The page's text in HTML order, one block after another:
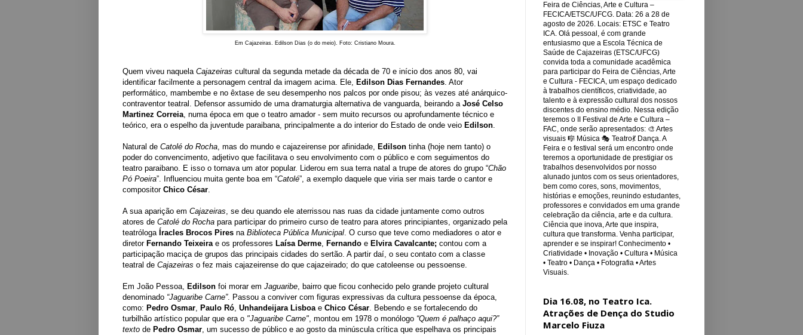
Em Cajazeiras. Edilson Dias (o do meio). Foto: Cristiano Moura.
Quem viveu naquela Cajazeiras cultural da segunda metade da década de 70 e início dos anos 80, vai
identificar facilmente a personagem central da imagem acima. Ele, Edilson Dias Fernandes. Ator
performático, mambembe e no êxtase de seu desempenho nos palcos por onde pisou; às vezes até anárquico-
contraventor teatral. Defensor assumido de uma dramaturgia alternativa de vanguarda, beirando a José Celso
Martinez Correia, numa época em que o teatro amador - sem muito recursos ou aprofundamente técnico e
teórico, era o espelho da juventude paraibana, principalmente a do interior do Estado de onde veio Edilson.
Natural de Catolé do Rocha, mas do mundo e cajazeirense por afinidade, Edilson tinha (hoje nem tanto) o
poder do convencimento, adjetivo que facilitava o seu envolvimento com o público e com seguimentos do
teatro paraibano. E isso o tornava um ator popular. Liderou em sua terra natal a trupe de atores do grupo “Chão
Pó Poeira”. Influenciou muita gente boa em “Catolé”, a exemplo daquele que viria ser mais tarde o cantor e
compositor Chico César.
A sua aparição em Cajazeiras, se deu quando ele aterrissou nas ruas da cidade juntamente como outros
atores de Catolé do Rocha para participar do primeiro curso de teatro para atores principiantes, organizado pela
teatróloga Íracles Brocos Pires na Biblioteca Pública Municipal. O curso que teve como mediadores o ator e
diretor Fernando Teixeira e os professores Laísa Derme, Fernando e Elvira Cavalcante; contou com a
participação maciça de grupos das principais cidades do sertão. A partir daí, o seu contato com a classe
teatral de Cajazeiras o fez mais cajazeirense do que cajazeirado; do que catoleense ou pessoense.
Em João Pessoa, Edilson foi morar em Jaguaribe, bairro que ficou conhecido pelo grande projeto cultural
denominado “Jaguaribe Carne”. Passou a conviver com figuras expressivas da cultura pessoense da época,
como: Pedro Osmar, Paulo Ró, Unhandeijara Lisboae Chico César. Bebendo e se fortalecendo do
turbilhão artístico popular que era o "Jaguaribe Carne", montou em 1978 o monólogo “Quem é palhaço aqui?”
texto de Pedro Osmar, um sucesso de público e ao gosto da minúscula crítica que espelhava os principais
Feira de Ciências, Arte e Cultura –
FECICA/ETSC/UFCG. Data: 26 a 28 de
agosto de 2026. Locais: ETSC e Teatro
ICA. Olá pessoal, é com grande
entusiasmo que a Escola Técnica de
Saúde de Cajazeiras (ETSC/UFCG)
convida toda a comunidade acadêmica
para participar do Feira de Ciências, Arte
e Cultura - FECICA, um espaço dedicado
à trabalhos científicos, criatividade, ao
talento e à expressão cultural dos nossos
discentes do ensino médio. Nessa edição
teremos o II Festival de Arte e Cultura –
FAC, onde serão apresentados: 🎨 Artes
visuais 🎼 Música 🎭 Teatro💃 Dança. A
Feira e o festival será um encontro onde
teremos a oportunidade de prestigiar os
trabalhos desenvolvidos por nosso
alunado juntos com os seus orientadores,
bem como cores, sons, movimentos,
histórias e emoções, reunindo estudantes,
professores e convidados em uma grande
celebração da ciência, arte e da cultura.
Ciência que inova, Arte que inspira,
cultura que transforma. Venha participar,
aprender e se inspirar! Conhecimento •
Criatividade • Inovação • Cultura • Música
• Teatro • Dança • Fotografia • Artes
Visuais.
Dia 16.08, no Teatro Ica.
Atrações de Dença do Studio
Marcelo Fiuza